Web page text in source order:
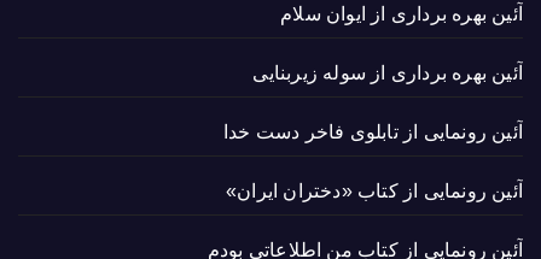
آئین بهره برداری از ایوان سلام
آئین بهره برداری از سوله زیربنایی
آئین رونمایی از تابلوی فاخر دست خدا
آئین رونمایی از کتاب «دختران ایران»
آئین رونمایی از کتاب من اطلاعاتی بودم